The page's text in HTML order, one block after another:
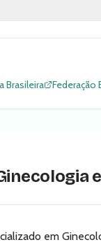
Brasileira Federação
em